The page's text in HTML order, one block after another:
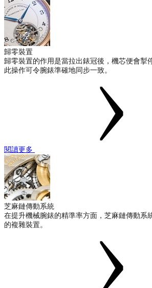
歸零裝置
歸零裝置的作用是當拉出錶冠後，機芯便會掣
此操作可令腕錶準確地同步一致。
閱讀更多
芝麻鏈傳動系統
在提升機械腕錶的精準率方面，芝麻鏈傳動系
的複雜裝置。